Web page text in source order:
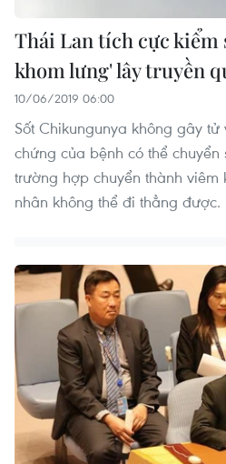
Thái Lan tích cực kiểm
khom lưng' lây truyền
10/06/2019 06:00
Sốt Chikungunya không gây
chứng của bệnh có thể
trường hợp chuyển thành
nhân không thể đi thẳng được.